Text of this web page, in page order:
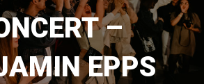
–
EPPS